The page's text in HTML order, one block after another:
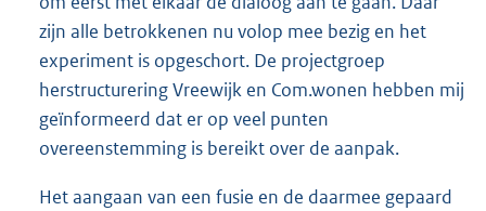
zijn alle betrokkenen nu volop mee bezig en het
experiment is opgeschort. De projectgroep
herstructurering Vreewijk en Com.wonen hebben mij
geïnformeerd dat er op veel punten
overeenstemming is bereikt over de aanpak.
Het aangaan van een fusie en de daarmee gepaard